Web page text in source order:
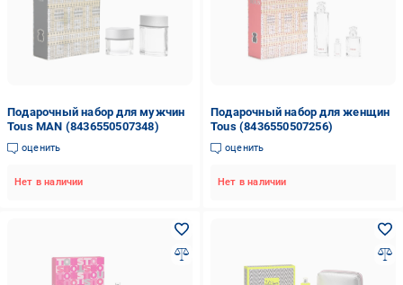
Подарочный набор для мужчин
Tous MAN (8436550507348)
оценить
Нет в наличии
Подарочный набор для женщин
Tous (8436550507256)
оценить
Нет в наличии